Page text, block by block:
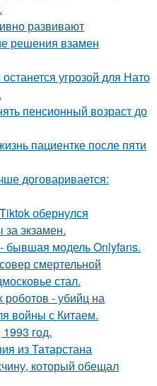
развивают
решения взамен
угрозой для Нато
пенсионный возраст до
пациентке после пяти
договаривается:
обернулся
экзамен.
бывшая модель Onlyfans.
смертельной
стал.
- убийц на
войны с Китаем.
год.
из Татарстана
который обещал